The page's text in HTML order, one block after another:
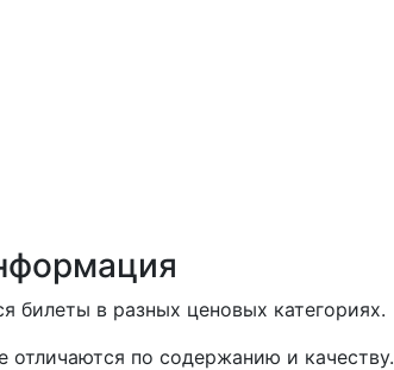
билеты в разных ценовых категориях.
отличаются по содержанию и качеству.